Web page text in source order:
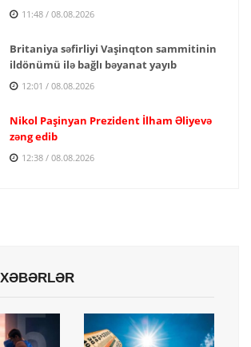
11:48 / 08.08.2026
Britaniya səfirliyi Vaşinqton sammitinin
ildönümü ilə bağlı bəyanat yayıb
12:01 / 08.08.2026
Nikol Paşinyan Prezident İlham Əliyevə
zəng edib
12:38 / 08.08.2026